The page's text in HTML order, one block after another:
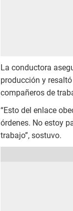
La conductora
producción y
compañeros de
“Esto del enlace
órdenes. No estoy
trabajo”, sostuvo.